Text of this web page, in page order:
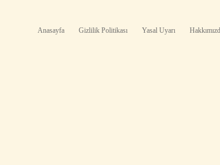
Anasayfa Gizlilik Politikası Yasal Uyarı